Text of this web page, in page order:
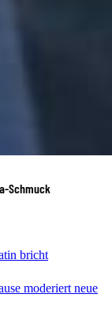
Schmuck
bricht
moderiert neue